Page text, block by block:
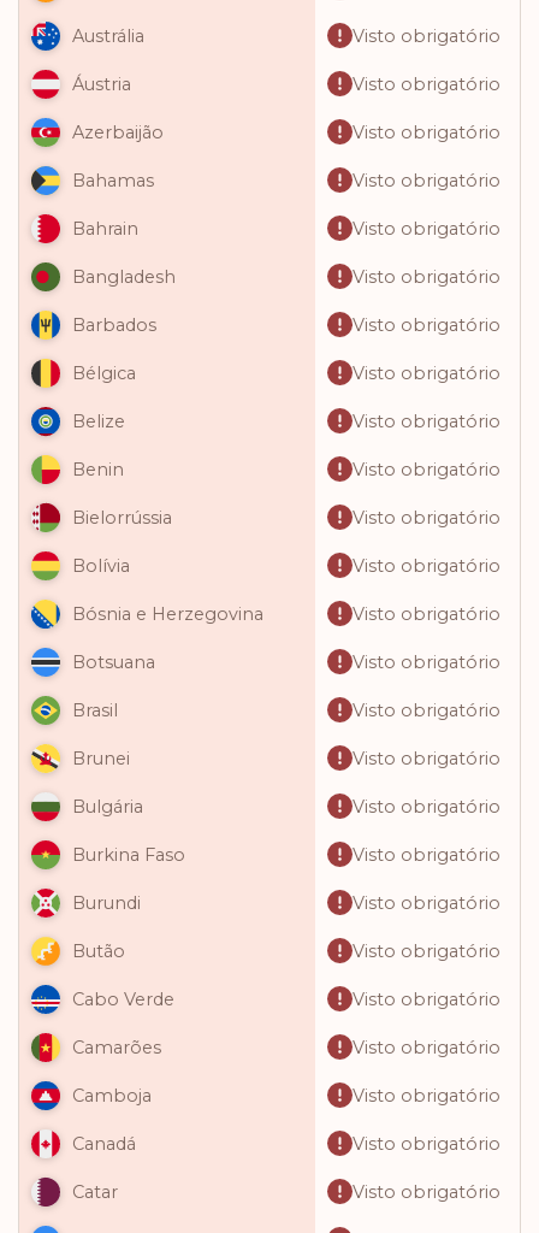
Austrália Visto obrigatório
Áustria Visto obrigatório
Azerbaijão Visto obrigatório
Bahamas Visto obrigatório
Bahrain Visto obrigatório
Bangladesh Visto obrigatório
Barbados Visto obrigatório
Bélgica Visto obrigatório
Belize Visto obrigatório
Benin Visto obrigatório
Bielorrússia Visto obrigatório
Bolívia Visto obrigatório
Bósnia e Herzegovina Visto obrigatório
Botsuana Visto obrigatório
Brasil Visto obrigatório
Brunei Visto obrigatório
Bulgária Visto obrigatório
Burkina Faso Visto obrigatório
Burundi Visto obrigatório
Butão Visto obrigatório
Cabo Verde Visto obrigatório
Camarões Visto obrigatório
Camboja Visto obrigatório
Canadá Visto obrigatório
Catar Visto obrigatório